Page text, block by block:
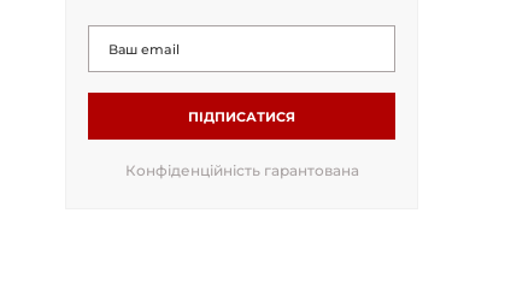
ПІДПИСАТИСЯ
Конфіденційність гарантована